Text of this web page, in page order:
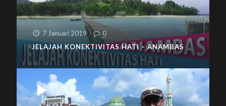
7 Januari 2019
0
JELAJAH KONEKTIVITAS HATI – ANAMBAS